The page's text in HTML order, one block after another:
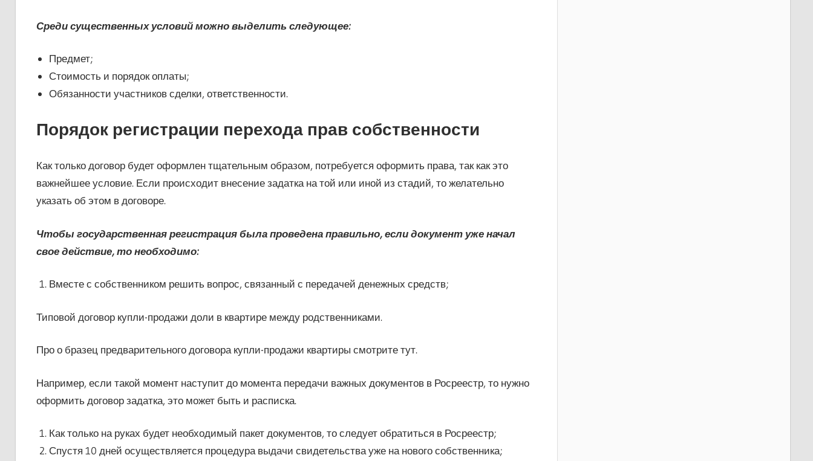
Среди существенных условий можно выделить следующее:
Предмет;
Стоимость и порядок оплаты;
Обязанности участников сделки, ответственности.
Порядок регистрации перехода прав собственности
Как только договор будет оформлен тщательным образом, потребуется оформить права, так как это
важнейшее условие. Если происходит внесение задатка на той или иной из стадий, то желательно
указать об этом в договоре.
Чтобы государственная регистрация была проведена правильно, если документ уже начал
свое действие, то необходимо:
Вместе с собственником решить вопрос, связанный с передачей денежных средств;
Типовой договор купли-продажи доли в квартире между родственниками.
Про о бразец предварительного договора купли-продажи квартиры смотрите тут.
Например, если такой момент наступит до момента передачи важных документов в Росреестр, то нужно
оформить договор задатка, это может быть и расписка.
Как только на руках будет необходимый пакет документов, то следует обратиться в Росреестр;
Спустя 10 дней осуществляется процедура выдачи свидетельства уже на нового собственника;